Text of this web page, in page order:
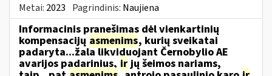
Metai: 2023 Pagrindinis: Naujiena
Informacinis pranešimas dėl vienkartinių
kompensacijų asmenims, kurių sveikatai
padaryta...žala likviduojant Černobylio AE
avarijos padarinius, irjų šeimos nariams,